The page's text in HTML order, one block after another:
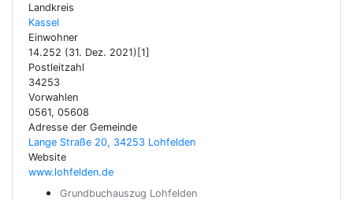
Landkreis
Kassel
Einwohner
14.252 (31. Dez. 2021)[1]
Postleitzahl
34253
Vorwahlen
0561, 05608
Adresse der Gemeinde
Lange Straße 20, 34253 Lohfelden
Website
www.lohfelden.de
Grundbuchauszug Lohfelden